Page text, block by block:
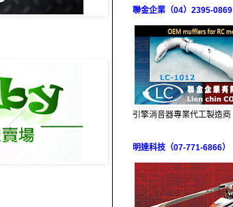
聯金企業（04）2395-0869
引擎消音器專業代工製造商
明達科技（07-771-6866）